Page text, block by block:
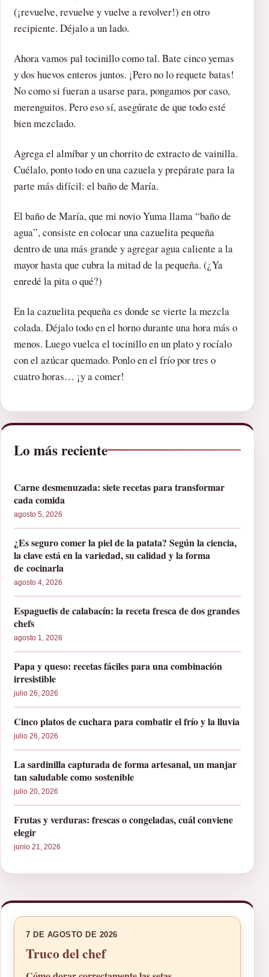
(¡revuelve, revuelve y vuelve a revolver!) en otro
recipiente. Déjalo a un lado.
Ahora vamos pal tocinillo como tal. Bate cinco yemas
y dos huevos enteros juntos. ¡Pero no lo requete batas!
No como si fueran a usarse para, pongamos por caso,
merenguitos. Pero eso sí, asegúrate de que todo esté
bien mezclado.
Agrega el almíbar y un chorrito de extracto de vainilla.
Cuélalo, ponto todo en una cazuela y prepárate para la
parte más difícil: el baño de María.
El baño de María, que mi novio Yuma llama “baño de
agua”, consiste en colocar una cazuelita pequeña
dentro de una más grande y agregar agua caliente a la
mayor hasta que cubra la mitad de la pequeña. (¿Ya
enredé la pita o qué?)
En la cazuelita pequeña es donde se vierte la mezcla
colada. Déjalo todo en el horno durante una hora más o
menos. Luego vuelca el tocinillo en un plato y rocíalo
con el azúcar quemado. Ponlo en el frío por tres o
cuatro horas… ¡y a comer!
Lo más reciente
Carne desmenuzada: siete recetas para transformar
cada comida
agosto 5, 2026
¿Es seguro comer la piel de la patata? Según la ciencia,
la clave está en la variedad, su calidad y la forma
de cocinarla
agosto 4, 2026
Espaguetis de calabacín: la receta fresca de dos grandes
chefs
agosto 1, 2026
Papa y queso: recetas fáciles para una combinación
irresistible
julio 26, 2026
Cinco platos de cuchara para combatir el frío y la lluvia
julio 26, 2026
La sardinilla capturada de forma artesanal, un manjar
tan saludable como sostenible
julio 20, 2026
Frutas y verduras: frescas o congeladas, cuál conviene
elegir
junio 21, 2026
7 DE AGOSTO DE 2026
Truco del chef